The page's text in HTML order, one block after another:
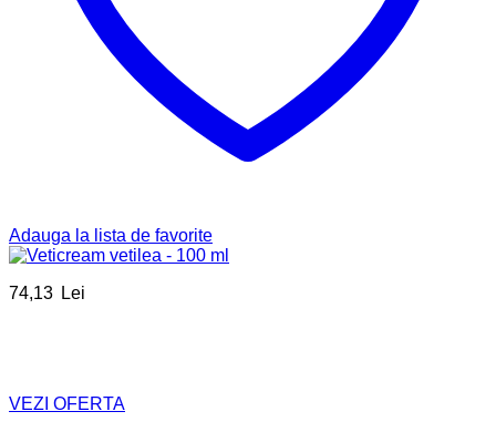
Adauga la lista de favorite
74,13 Lei
VEZI OFERTA